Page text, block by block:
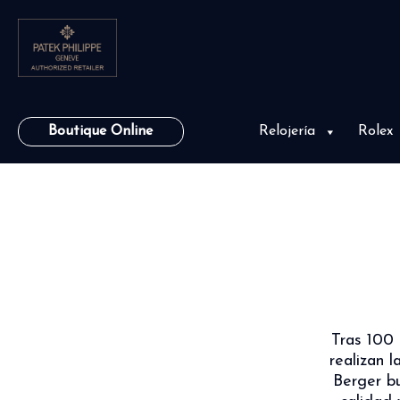
Boutique Online Relojería Rolex
Tras
realizan
Berger